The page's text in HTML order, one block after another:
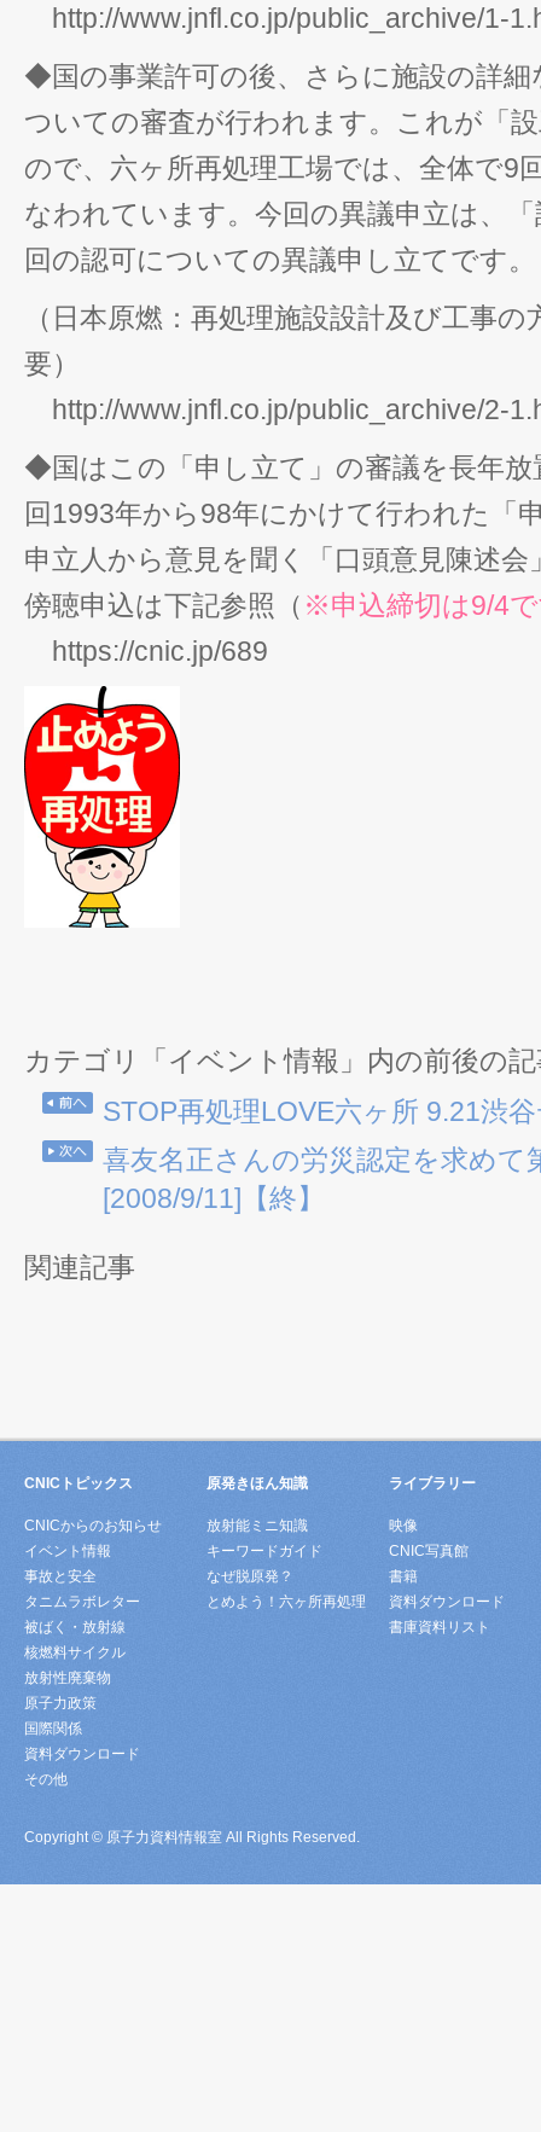
http://www.jnfl.co.jp/public_archive/1-
◆国の事業許可の後、さらに施設の詳細
ついての審査が行われます。これが「
ので、六ヶ所再処理工場では、全体で9
なわれています。今回の異議申立は、
回の認可についての異議申し立てです。
（日本原燃：再処理施設設計及び工事
要）
http://www.jnfl.co.jp/public_archive/2-
◆国はこの「申し立て」の審議を長年
回1993年から98年にかけて行われた「
申立人から意見を聞く「口頭意見陳述
傍聴申込は下記参照（ ※申込締切は9/4
https://cnic.jp/689
カテゴリ「イベント情報」内の前後の
STOP再処理LOVE六ヶ所 9.21渋
喜友名正さんの労災認定を求めて
[2008/9/11]【終】
関連記事
CNICトピックス
CNICからのお知らせ
イベント情報
事故と安全
タニムラボレター
被ばく・放射線
核燃料サイクル
放射性廃棄物
原子力政策
国際関係
資料ダウンロード
その他
原発きほん知識
放射能ミニ知識
キーワードガイド
なぜ脱原発？
とめよう！六ヶ所再処理
ライブラリー
映像
CNIC写真館
書籍
資料ダウンロード
書庫資料リスト
Copyright © 原子力資料情報室 All Rights Reserved.